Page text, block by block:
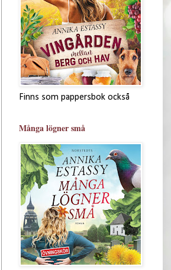
Finns som pappersbok också
Många lögner små